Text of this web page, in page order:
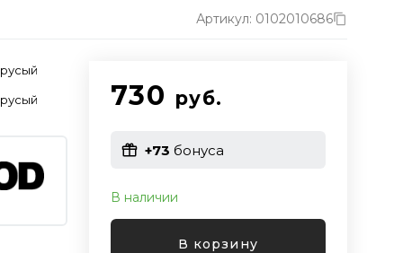
Артикул: 0102010686
730 руб.
+73 бонуса
В наличии
В корзину